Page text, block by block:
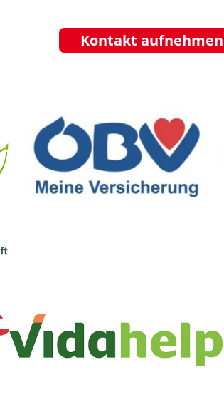
Kontakt aufnehmen